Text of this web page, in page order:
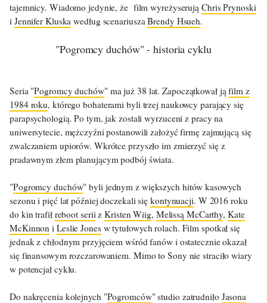
tajemnicy. Wiadomo jedynie, że film wyreżyserują Chris Prynoski
i Jennifer Kluska według scenariuszaBrendy Hsueh.
"Pogromcy duchów" - historia cyklu
Seria "Pogromcy duchów" ma już 38 lat. Zapoczątkował jąfilm z
1984 roku, którego bohaterami byli trzej naukowcy parający się
parapsychologią. Po tym, jak zostali wyrzuceni z pracy na
uniwersytecie, mężczyźni postanowili założyć firmę zajmującą się
zwalczaniem upiorów. Wkrótce przyszło im zmierzyć się z
pradawnym złem planującym podbój świata.
"Pogromcy duchów" byli jednym z większych hitów kasowych
sezonu i pięć lat później doczekali się kontynuacji. W 2016 roku
do kin trafił reboot serii zKristen Wiig, Melissą McCarthy, Kate
McKinnon i Leslie Jonesw tytułowych rolach. Film spotkał się
jednak z chłodnym przyjęciem wśród fanów i ostatecznie okazał
się finansowym rozczarowaniem. Mimo to Sony nie straciło wiary
w potencjał cyklu.
Do nakręcenia kolejnych "Pogromców" studio zatrudniło Jasona